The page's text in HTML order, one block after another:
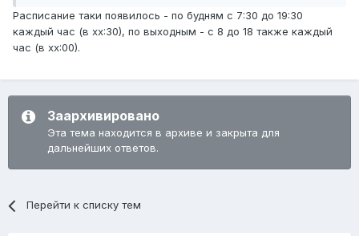
Расписание таки появилось - по будням с 7:30 до 19:30
каждый час (в хх:30), по выходным - с 8 до 18 также каждый
час (в хх:00).
Заархивировано
Эта тема находится в архиве и закрыта для
дальнейших ответов.
Перейти к списку тем